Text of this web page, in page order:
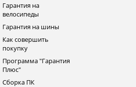
Гарантия на
велосипеды
Гарантия на шины
Как совершить
покупку
Программа "Гарантия
Плюс"
Сборка ПК